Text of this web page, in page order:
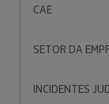
CAE
SETOR DA
INCIDENTES